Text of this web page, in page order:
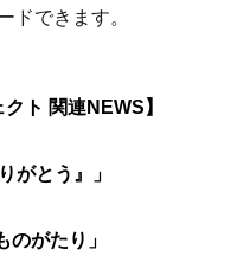
ドできます。
ト 関連NEWS】
がとう』」
のがたり」